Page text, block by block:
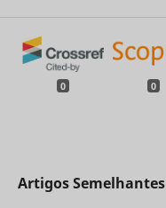
0 0
Artigos Semelhantes